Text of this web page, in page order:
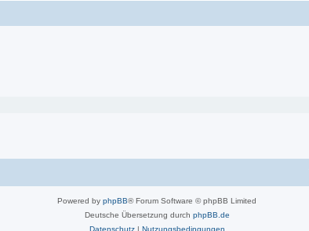
Powered by phpBB® Forum Software © phpBB Limited
Deutsche Übersetzung durch phpBB.de
Datenschutz| Nutzungsbedingungen